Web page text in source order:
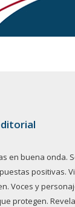
en buena onda.
positivas.
Voces y
protegen.